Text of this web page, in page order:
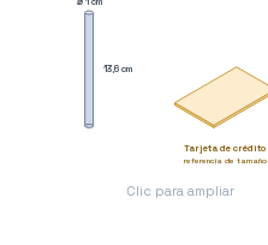
13,6 cm
Tarjeta de crédito
referencia de tamaño
Clic para ampliar